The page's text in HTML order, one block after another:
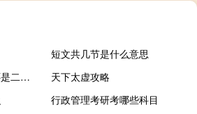
短文共几节是什么意思
湖北师范大学是一批还是二批几本
天下太虚攻略
行政管理考研考哪些科目